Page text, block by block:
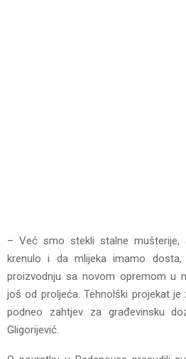
– Već smo stekli stalne
krenulo i da mlijeka imamo
proizvodnju sa novom opremom u
još od proljeća. Tehnolški projekat
podneo zahtjev za građevinsku
Gligorijević.